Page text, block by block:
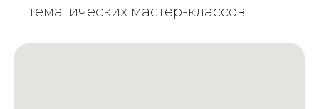
тематических мастер-классов.